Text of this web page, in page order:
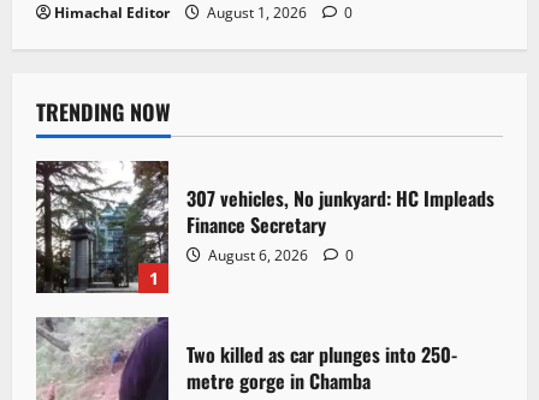
Himachal Editor August 1, 2026 0
TRENDING NOW
1
307 vehicles, No junkyard: HC Impleads
Finance Secretary
August 6, 2026 0
Two killed as car plunges into 250-
metre gorge in Chamba